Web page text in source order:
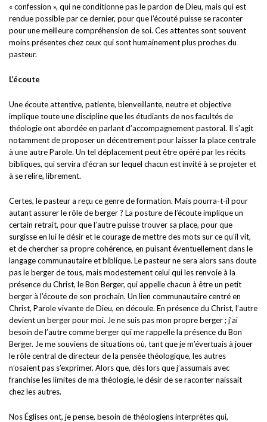
« confession », qui ne conditionne pas le pardon de Dieu, mais qui est
rendue possible par ce dernier, pour que l’écouté puisse se raconter
pour une meilleure compréhension de soi. Ces attentes sont souvent
moins présentes chez ceux qui sont humainement plus proches du
pasteur.
L’écoute
Une écoute attentive, patiente, bienveillante, neutre et objective
implique toute une discipline que les étudiants de nos facultés de
théologie ont abordée en parlant d’accompagnement pastoral. Il s’agit
notamment de proposer un décentrement pour laisser la place centrale
à une autre Parole. Un tel déplacement peut être opéré par les récits
bibliques, qui servira d’écran sur lequel chacun est invité à se projeter et
à se relire, librement.
Certes, le pasteur a reçu ce genre de formation. Mais pourra-t-il pour
autant assurer le rôle de berger ? La posture de l’écoute implique un
certain retrait, pour que l’autre puisse trouver sa place, pour que
surgisse en lui le désir et le courage de mettre des mots sur ce qu’il vit,
et de chercher sa propre cohérence, en puisant éventuellement dans le
langage communautaire et biblique. Le pasteur ne sera alors sans doute
pas le berger de tous, mais modestement celui qui les renvoie à la
présence du Christ, le Bon Berger, qui appelle chacun à être un petit
berger à l’écoute de son prochain. Un lien communautaire centré en
Christ, Parole vivante de Dieu, en découle. En présence du Christ, l’autre
devient un berger pour moi. Je ne suis pas mon propre berger ; j’ai
besoin de l’autre comme berger qui me rappelle la présence du Bon
Berger. Je me souviens de situations où, tant que je m’évertuais à jouer
le rôle central de directeur de la pensée théologique, les autres
n’osaient pas s’exprimer. Alors que, dès lors que j’assumais avec
franchise les limites de ma théologie, le désir de se raconter naissait
chez les autres.
Nos Églises ont, je pense, besoin de théologiens interprètes qui,